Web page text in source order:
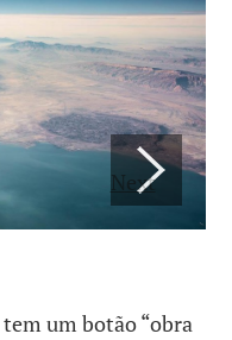
Next
um botão “obra